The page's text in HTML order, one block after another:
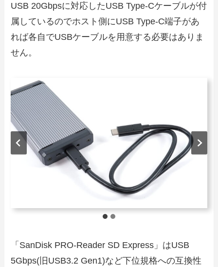
USB 20Gbpsに対応したUSB Type-Cケーブルが付
属しているのでホスト側にUSB Type-C端子があ
れば各自でUSBケーブルを用意する必要はありま
せん。
「SanDisk PRO-Reader SD Express」はUSB
5Gbps(旧USB3.2 Gen1)など下位規格への互換性